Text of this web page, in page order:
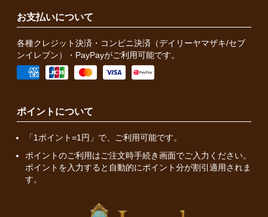
お支払いについて
各種クレジット決済・コンビニ決済（デイリーヤマザキ/セブ
ンイレブン）・PayPayがご利用可能です。
ポイントについて
「1ポイント=1円」で、ご利用可能です。
ポイントのご利用はご注文時手続き画面でご入力ください。
ポイントを入力すると自動的にポイント分が割引適用されま
す。